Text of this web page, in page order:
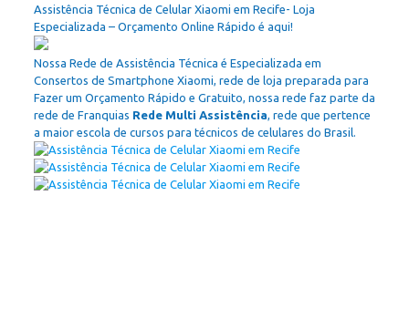
Assistência Técnica de Celular Xiaomi em Recife- Loja
Especializada – Orçamento Online Rápido é aqui!
Nossa Rede de Assistência Técnica é Especializada em
Consertos de Smartphone Xiaomi, rede de loja preparada para
Fazer um Orçamento Rápido e Gratuito, nossa rede faz parte da
rede de Franquias Rede Multi Assistência, rede que pertence
a maior escola de cursos para técnicos de celulares do Brasil.